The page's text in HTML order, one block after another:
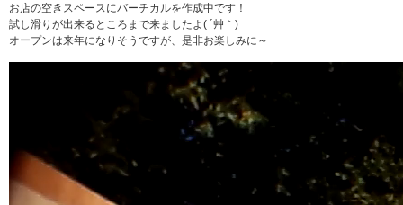
お店の空きスペースにバーチカルを作成中です！
試し滑りが出来るところまで来ましたよ( ´艸｀)
オープンは来年になりそうですが、是非お楽しみに～